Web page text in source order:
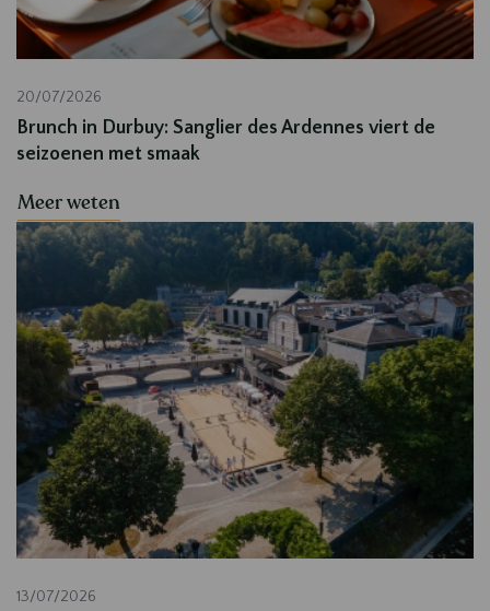
20/07/2026
Brunch in Durbuy: Sanglier des Ardennes viert de
seizoenen met smaak
Meer weten
13/07/2026